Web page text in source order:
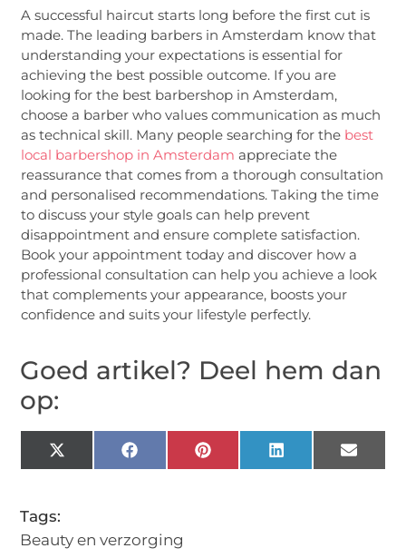
A successful haircut starts long before the first cut is
made. The leading barbers in Amsterdam know that
understanding your expectations is essential for
achieving the best possible outcome. If you are
looking for the best barbershop in Amsterdam,
choose a barber who values communication as much
as technical skill. Many people searching for the best
local barbershop in Amsterdam appreciate the
reassurance that comes from a thorough consultation
and personalised recommendations. Taking the time
to discuss your style goals can help prevent
disappointment and ensure complete satisfaction.
Book your appointment today and discover how a
professional consultation can help you achieve a look
that complements your appearance, boosts your
confidence and suits your lifestyle perfectly.
Goed artikel? Deel hem dan
op:
X
(Twitter)
FacebookPinterestLinkedIn Email
Tags:
Beauty en verzorging